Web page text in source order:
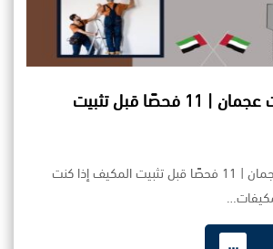
تركيب مكيفات عجمان | 11 فحصًا قبل تثبيت
تركيب مكيفات عجمان | 11 فحصًا قبل تثبيت المكيف إذا كنت
...